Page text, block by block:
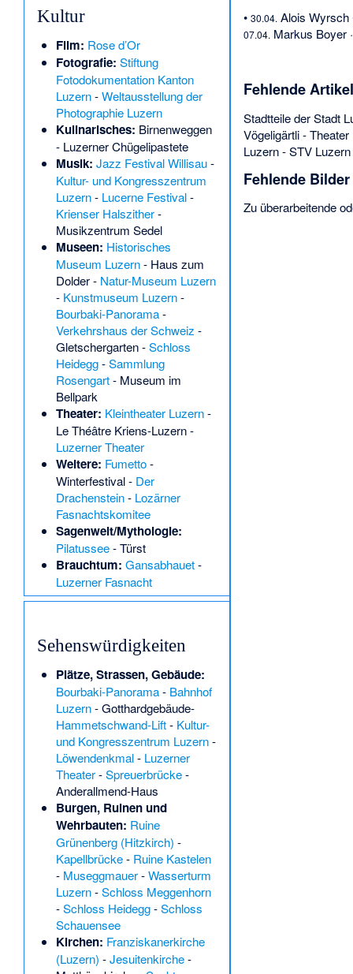
Kultur
Film: Rose d’Or
Fotografie: Stiftung
Fotodokumentation Kanton
Luzern-Weltausstellung der
Photographie Luzern
Kulinarisches: Birnenweggen
- Luzerner Chügelipastete
Musik: Jazz Festival Willisau-
Kultur- und Kongresszentrum
Luzern- Lucerne Festival-
Krienser Halszither-
Musikzentrum Sedel
Museen: Historisches
Museum Luzern- Haus zum
Dolder- Natur-Museum Luzern
- Kunstmuseum Luzern-
Bourbaki-Panorama-
Verkehrshaus der Schweiz -
Gletschergarten-Schloss
Heidegg-Sammlung
Rosengart- Museum im
Bellpark
Theater: Kleintheater Luzern-
Le Théâtre Kriens-Luzern-
Luzerner Theater
Weitere: Fumetto-
Winterfestival- Der
Drachenstein- Lozärner
Fasnachtskomitee
Sagenwelt/Mythologie:
Pilatussee-Türst
Brauchtum: Gansabhauet-
Luzerner Fasnacht
• 30.04. Alois Wyrsch
07.04. Markus Boyer
Fehlende Artikel
Stadtteile der Stadt
Vögeligärtli-Theater
Luzern-STV Luzern
Fehlende Bilder
Zu überarbeitende
Sehenswürdigkeiten
Plätze, Strassen, Gebäude:
Bourbaki-Panorama- Bahnhof
Luzern-Gotthardgebäude-
Hammetschwand-Lift- Kultur-
und Kongresszentrum Luzern-
Löwendenkmal- Luzerner
Theater-Spreuerbrücke-
Anderallmend-Haus
Burgen, Ruinen und
Wehrbauten: Ruine
Grünenberg (Hitzkirch) -
Kapellbrücke- Ruine Kastelen
- Museggmauer-Wasserturm
Luzern-Schloss Meggenhorn
-Schloss Heidegg-Schloss
Schauensee
Kirchen: Franziskanerkirche
(Luzern) -Jesuitenkirche-